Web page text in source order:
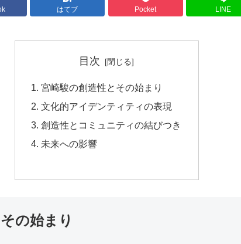
はてブ Pocket LINE
目次
宮崎駿の創造性とその始まり
文化的アイデンティティの表現
創造性とコミュニティの結びつき
未来への影響
の始まり